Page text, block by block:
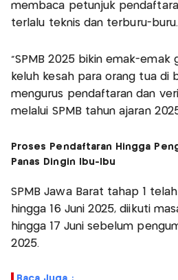
membaca petunjuk
terlalu teknis dan terburu-buru.
“SPMB 2025 bikin emak-emak
keluh kesah para orang tua di
mengurus pendaftaran dan
melalui SPMB tahun ajaran
Proses Pendaftaran Hingga
Panas Dingin Ibu-Ibu
SPMB Jawa Barat tahap 1
hingga 16 Juni 2025, diikuti
hingga 17 Juni sebelum
2025.